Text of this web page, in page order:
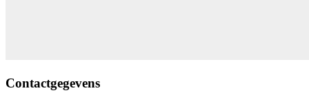
Contactgegevens